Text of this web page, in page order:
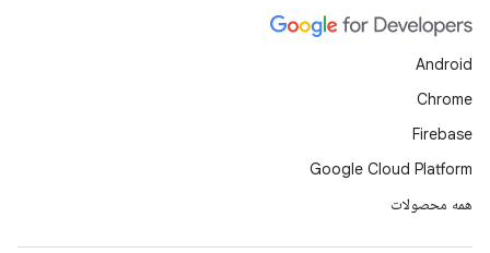
Android
Chrome
Firebase
Google Cloud Platform
همه محصولات